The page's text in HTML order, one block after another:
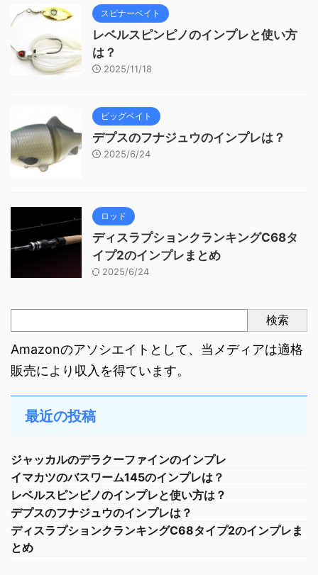
スピナーベイト
レベルスピンピノのインプレと使い方
は？
2025/11/18
ビッグベイト
デプスのフナジュウのインプレは？
2025/6/24
ロッド
ディスラプションクランキングC68タ
イプ2のインプレまとめ
2025/6/24
検索
Amazonのアソシエイトとして、当メディアは適格
販売により収入を得ています。
最近の投稿
ジャッカルのデラクーファインのインプレ
イマカツのバスワーム145のインプレは？
レベルスピンピノのインプレと使い方は？
デプスのフナジュウのインプレは？
ディスラプションクランキングC68タイプ2のインプレま
とめ